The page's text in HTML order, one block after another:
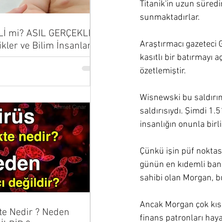
Titanik'in uzun
sunmaktadırlar.
Araştırmacı
kasıtlı bir batırmayı
özetlemiştir.
Wisnewski bu
saldırısıydı. Şimdi
insanlığın onunla
Çünkü işin püf
günün en kıdemli
sahibi olan Morgan,
Ancak Morgan çok
finans patronları
mi? ASIL GERÇEKLER
ve Bilim İnsanları
Nedir ? Neden